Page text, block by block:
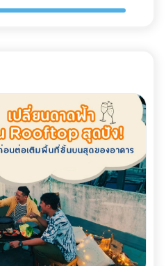
และระบบ Direct Booking
ให้เราเป็นสะพานเชื่อมธุรกิจ
รับรอง ค่าเดินทาง หรือค่าใช้จ่าย
อ Digital Assets โดยไม่ลง
าต่างประเทศด้วย
เงินมาบันทึกเป็นรายได้ หรือโอน
ลบเลี่ยงภาษีที่ปัจจุบันสรรพากร
เพื่อตรวจสอบร่องรอย
อให้จดหมาย
ริษัท! การป้องกันที่ดีที่สุดคือการ
ใสและถูกต้องตามกฎหมาย หาก
รือกำลังมองหาสำนักงานบัญชีที่
นภาษีองค์กรยุคใหม่... เข้ามา
จริงได้ที่ At-once เพื่อหมดห่วง
ตของธุรกิจได้อย่างเต็มที่!
และ "ข้อกีดกันทางการค้า" ที่ส่ง
ยาก หรือปล่อยคาร์บอนสูง
ณออกจาก Supply Chain ทันที
ใช้วัสดุรักษ์โลกจึงเป็นทางรอด
ค์ประกอบหลักที่ถูกเพ่งเล็งคือ
าษ FSC (Forest Stewardship
รับรองว่ามาจากป่าปลูกเชิง
น ไม่ตัดไม้ทำลายป่า การใช้
ใบผ่านทางชั้นดีที่ช่วยให้สินค้า
มริกาได้โดยไม่ถูกตั้งคำถาม หมึก
แบบดั้งเดิม (Petroleum-based)
Compounds) สูง ซึ่งเป็นก๊าซ